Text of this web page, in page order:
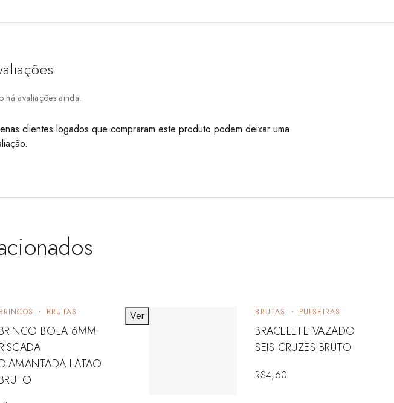
há avaliações ainda.
clientes logados que compraram este produto podem deixar uma
BRINCOS BRUTAS
BRINCO BOLA 6MM
RISCADA
DIAMANTADA LATAO
BRUTO
BRUTAS PULSEIRAS
BRACELETE VAZADO
SEIS CRUZES BRUTO
R$4,60
Ver